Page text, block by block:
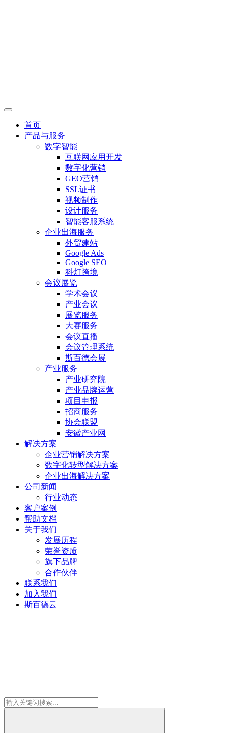
首页
产品与服务
数字智能
互联网应用开发
数字化营销
GEO营销
SSL证书
视频制作
设计服务
智能客服系统
企业出海服务
外贸建站
Google Ads
Google SEO
科灯跨境
会议展览
学术会议
产业会议
展览服务
大赛服务
会议直播
会议管理系统
斯百德会展
产业服务
产业研究院
产业品牌运营
项目申报
招商服务
协会联盟
安徽产业网
解决方案
企业营销解决方案
数字化转型解决方案
企业出海解决方案
公司新闻
行业动态
客户案例
帮助文档
关于我们
发展历程
荣誉资质
旗下品牌
合作伙伴
联系我们
加入我们
斯百德云